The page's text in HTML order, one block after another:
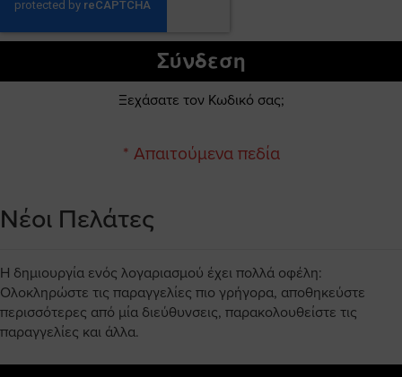
Σύνδεση
Ξεχάσατε τον Κωδικό σας;
Νέοι Πελάτες
Η δημιουργία ενός λογαριασμού έχει πολλά οφέλη:
Ολοκληρώστε τις παραγγελίες πιο γρήγορα, αποθηκεύστε
περισσότερες από μία διεύθυνσεις, παρακολουθείστε τις
παραγγελίες και άλλα.